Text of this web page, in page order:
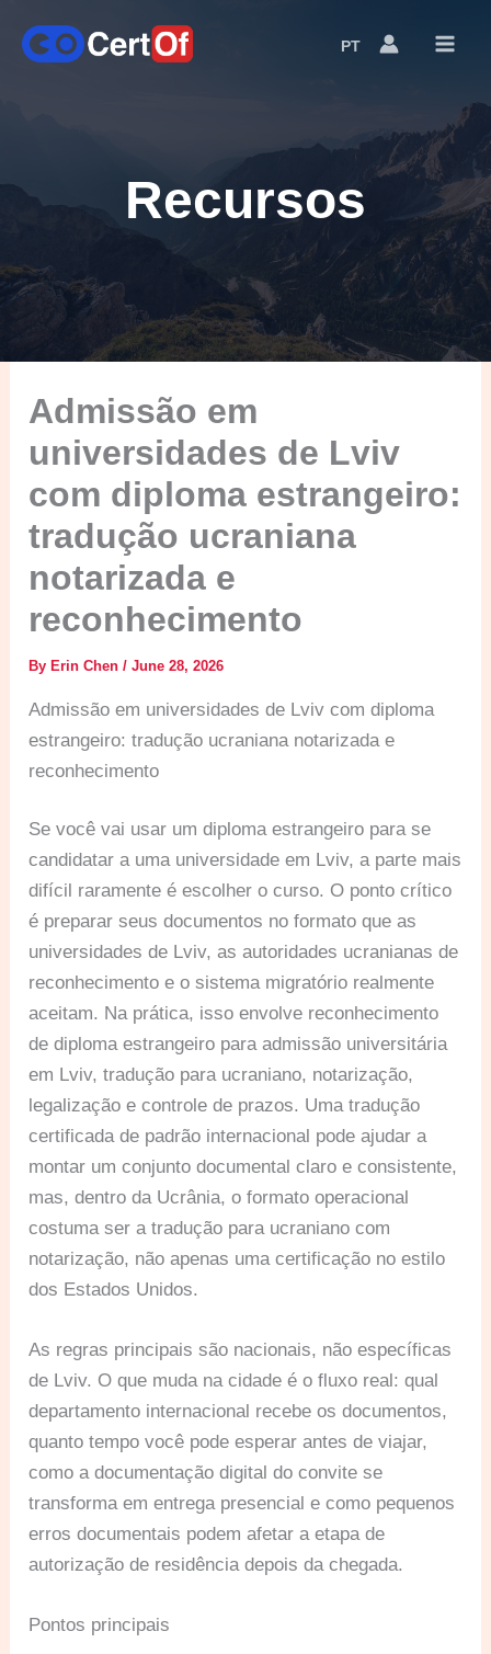
PTLanguage
Recursos
Admissão em
universidades de Lviv
com diploma estrangeiro:
tradução ucraniana
notarizada e
reconhecimento
ByErin Chen/June 28, 2026
Admissão em universidades de Lviv com diploma
estrangeiro: tradução ucraniana notarizada e
reconhecimento
Se você vai usar um diploma estrangeiro para se
candidatar a uma universidade em Lviv, a parte mais
difícil raramente é escolher o curso. O ponto crítico
é preparar seus documentos no formato que as
universidades de Lviv, as autoridades ucranianas de
reconhecimento e o sistema migratório realmente
aceitam. Na prática, isso envolve reconhecimento
de diploma estrangeiro para admissão universitária
em Lviv, tradução para ucraniano, notarização,
legalização e controle de prazos. Uma tradução
certificada de padrão internacional pode ajudar a
montar um conjunto documental claro e consistente,
mas, dentro da Ucrânia, o formato operacional
costuma ser a tradução para ucraniano com
notarização, não apenas uma certificação no estilo
dos Estados Unidos.
As regras principais são nacionais, não específicas
de Lviv. O que muda na cidade é o fluxo real: qual
departamento internacional recebe os documentos,
quanto tempo você pode esperar antes de viajar,
como a documentação digital do convite se
transforma em entrega presencial e como pequenos
erros documentais podem afetar a etapa de
autorização de residência depois da chegada.
Pontos principais